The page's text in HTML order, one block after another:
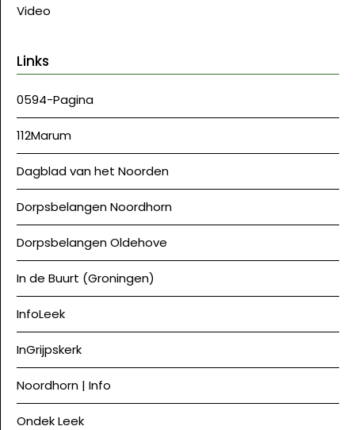
Video
Links
0594-Pagina
112Marum
Dagblad van het Noorden
Dorpsbelangen Noordhorn
Dorpsbelangen Oldehove
In de Buurt (Groningen)
InfoLeek
InGrijpskerk
Noordhorn | Info
Ondek Leek